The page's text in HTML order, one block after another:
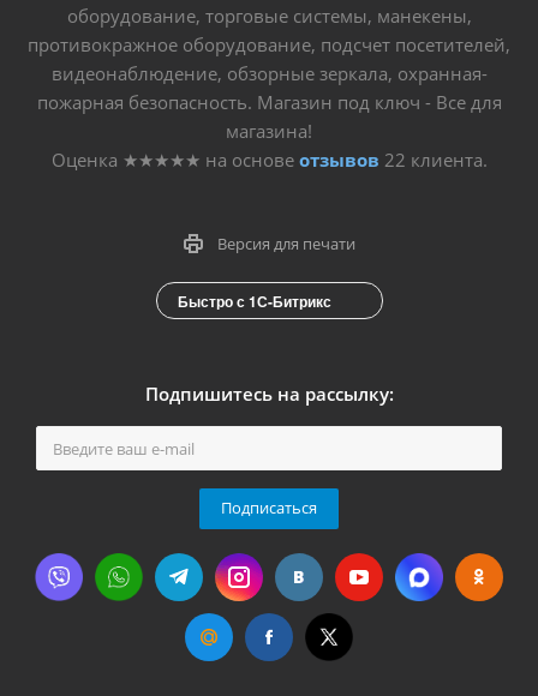
оборудование, торговые системы, манекены,
противокражное оборудование, подсчет посетителей,
видеонаблюдение, обзорные зеркала, охранная-
пожарная безопасность. Магазин под ключ - Все для
магазина!
Оценка ★★★★★ на основе отзывов 22 клиента.
Версия для печати
Быстро с 1С-Битрикс
Подпишитесь на рассылку:
Подписаться